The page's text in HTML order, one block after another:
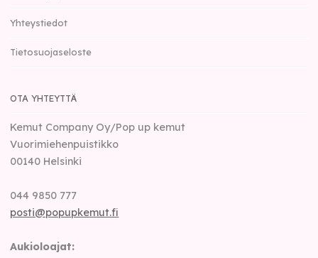
Yhteystiedot
Tietosuojaseloste
OTA YHTEYTTÄ
Kemut Company Oy/Pop up kemut
Vuorimiehenpuistikko
00140 Helsinki
044 9850 777
posti@popupkemut.fi
Aukioloajat: